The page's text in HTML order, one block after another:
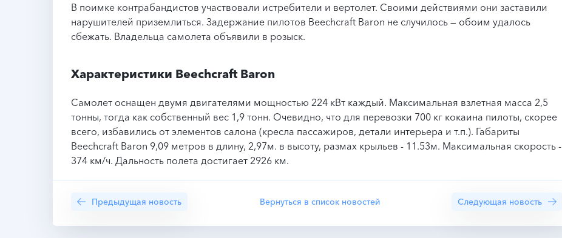
В поимке контрабандистов участвовали истребители и вертолет. Своими действиями они заставили
нарушителей приземлиться. Задержание пилотов Beechcraft Baron не случилось — обоим удалось
сбежать. Владельца самолета объявили в розыск.
Характеристики Beechcraft Baron
Самолет оснащен двумя двигателями мощностью 224 кВт каждый. Максимальная взлетная масса 2,5
тонны, тогда как собственный вес 1,9 тонн. Очевидно, что для перевозки 700 кг кокаина пилоты, скорее
всего, избавились от элементов салона (кресла пассажиров, детали интерьера и т.п.). Габариты
Beechcraft Baron 9,09 метров в длину, 2,97м. в высоту, размах крыльев - 11.53м. Максимальная скорость -
374 км/ч. Дальность полета достигает 2926 км.
Предыдущая новость Вернуться в список новостей Следующая новость